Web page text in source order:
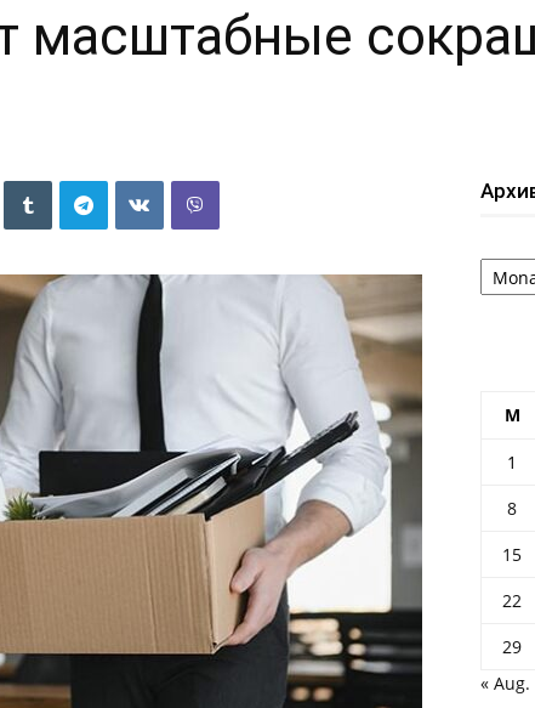
масштабные
Архив
M
1
8
15
22
29
« Aug.